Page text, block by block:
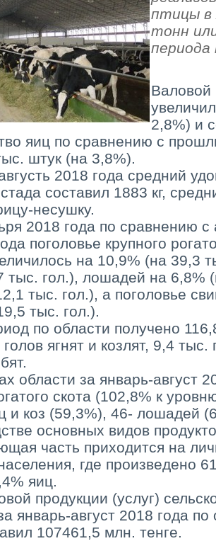
птицы в
тонн
периода
Валовой
2,8%) и
яиц по сравнению с
штук (на 3,8%).
2018 года средний
составил 1883 кг,
несушку.
2018 года по сравнению
поголовье крупного
на 10,9% (на 39,3
тыс. гол.), лошадей на 6,8%
тыс. гол.), а поголовье
тыс. гол.).
по области получено
ягнят и козлят, 9,4
области за январь-август
скота (102,8% к
и коз (59,3%), 46- лошадей
основных видов
часть приходится на
где произведено
яиц.
продукции (услуг)
январь-август 2018 года
107461,5 млн. тенге.